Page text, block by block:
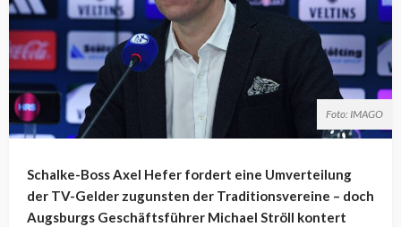
Foto: IMAGO
Schalke-Boss Axel Hefer fordert eine Umverteilung
der TV-Gelder zugunsten der Traditionsvereine – doch
Augsburgs Geschäftsführer Michael Ströll kontert